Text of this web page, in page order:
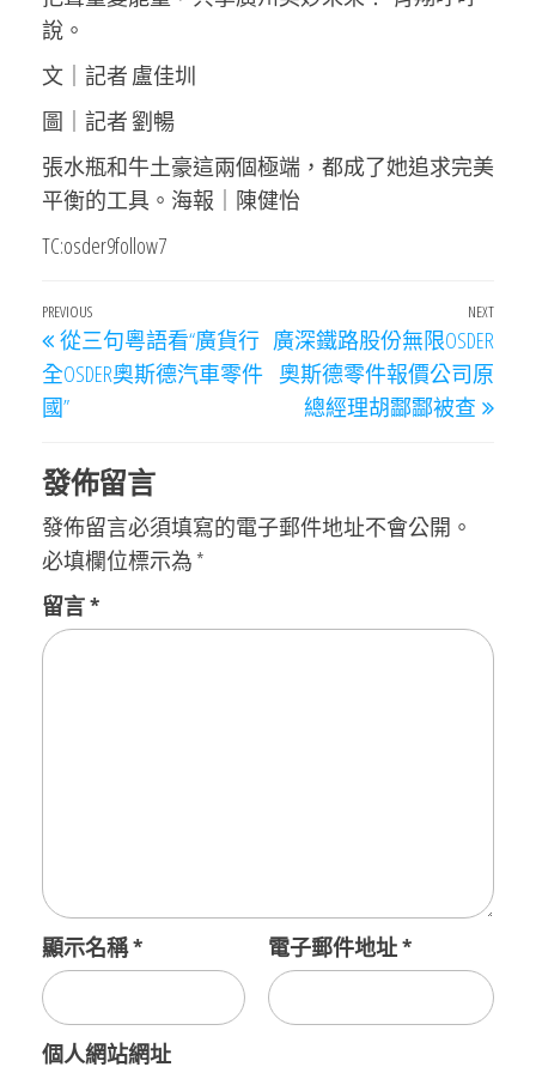
說。
文｜記者 盧佳圳
圖｜記者 劉暢
張水瓶和牛土豪這兩個極端，都成了她追求完美
平衡的工具。海報｜陳健怡
TC:osder9follow7
文
章
導
Previous
Post
PREVIOUS
從三句粵語看“廣貨行
全OSDER奧斯德汽車零件
國”
Next
Post
NEXT
廣深鐵路股份無限OSDER
奧斯德零件報價公司原
總經理胡酃酃被查
發佈留言
發佈留言必須填寫的電子郵件地址不會公開。
必填欄位標示為 *
留言*
顯示名稱* 電子郵件地址*
個人網站網址